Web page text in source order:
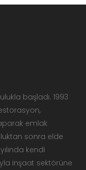
başladı. 1993
emlak
sonra elde
kendi
inşaat sektörüne